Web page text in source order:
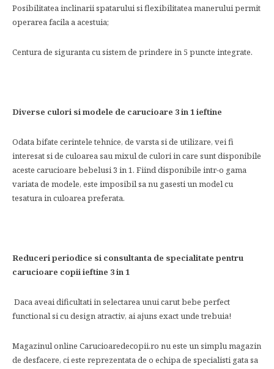
Posibilitatea inclinarii spatarului si flexibilitatea manerului permit
operarea facila a acestuia;
Centura de siguranta cu sistem de prindere in 5 puncte integrate.
Diverse culori si modele de carucioare 3 in 1 ieftine
Odata bifate cerintele tehnice, de varsta si de utilizare, vei fi
interesat si de culoarea sau mixul de culori in care sunt disponibile
aceste carucioare bebelusi 3 in 1. Fiind disponibile intr-o gama
variata de modele, este imposibil sa nu gasesti un model cu
tesatura in culoarea preferata.
Reduceri periodice si consultanta de specialitate pentru
carucioare copii ieftine 3 in 1
Daca aveai dificultati in selectarea unui carut bebe perfect
functional si cu design atractiv, ai ajuns exact unde trebuia!
Magazinul online Carucioaredecopii.ro nu este un simplu magazin
de desfacere, ci este reprezentata de o echipa de specialisti gata sa